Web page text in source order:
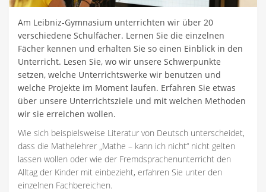
Am Leibniz-Gymnasium unterrichten wir über 20
verschiedene Schulfächer. Lernen Sie die einzelnen
Fächer kennen und erhalten Sie so einen Einblick in den
Unterricht. Lesen Sie, wo wir unsere Schwerpunkte
setzen, welche Unterrichtswerke wir benutzen und
welche Projekte im Moment laufen. Erfahren Sie etwas
über unsere Unterrichtsziele und mit welchen Methoden
wir sie erreichen wollen.
Wie sich beispielsweise Literatur von Deutsch unterscheidet,
dass die Mathelehrer „Mathe – kann ich nicht“ nicht gelten
lassen wollen oder wie der Fremdsprachenunterricht den
Alltag der Kinder mit einbezieht, erfahren Sie unter den
einzelnen Fachbereichen.